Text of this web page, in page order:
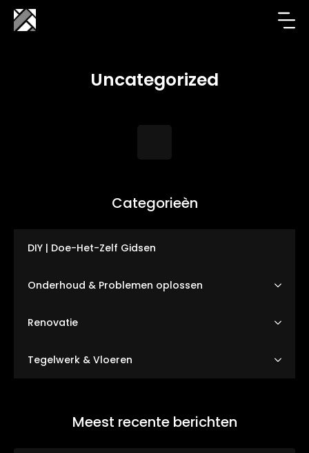
Uncategorized
Categorieèn
DIY | Doe-Het-Zelf Gidsen
Onderhoud & Problemen oplossen
Renovatie
Tegelwerk & Vloeren
Meest recente berichten